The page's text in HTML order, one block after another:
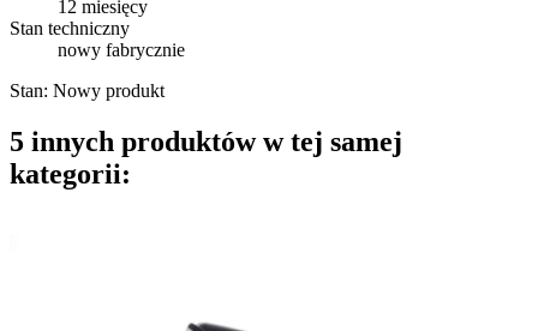
12 miesięcy
Stan techniczny
nowy fabrycznie
Stan: Nowy produkt
5 innych produktów w tej samej
kategorii: